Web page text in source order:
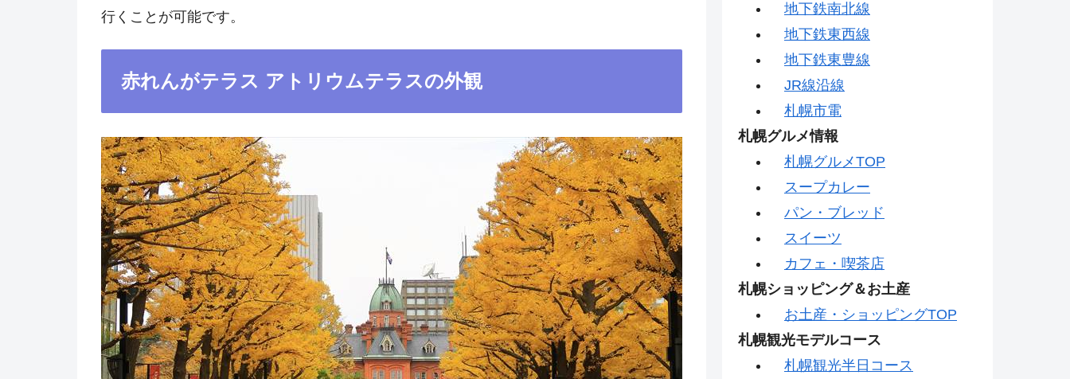
行くことが可能です。
赤れんがテラス アトリウムテラスの外観
地下鉄南北線
地下鉄東西線
地下鉄東豊線
JR線沿線
札幌市電
札幌グルメ情報
札幌グルメTOP
スープカレー
パン・ブレッド
スイーツ
カフェ・喫茶店
札幌ショッピング＆お土産
お土産・ショッピングTOP
札幌観光モデルコース
札幌観光半日コース